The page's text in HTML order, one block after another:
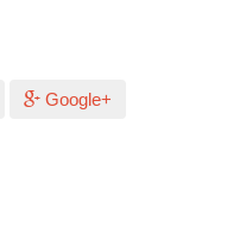
Google+